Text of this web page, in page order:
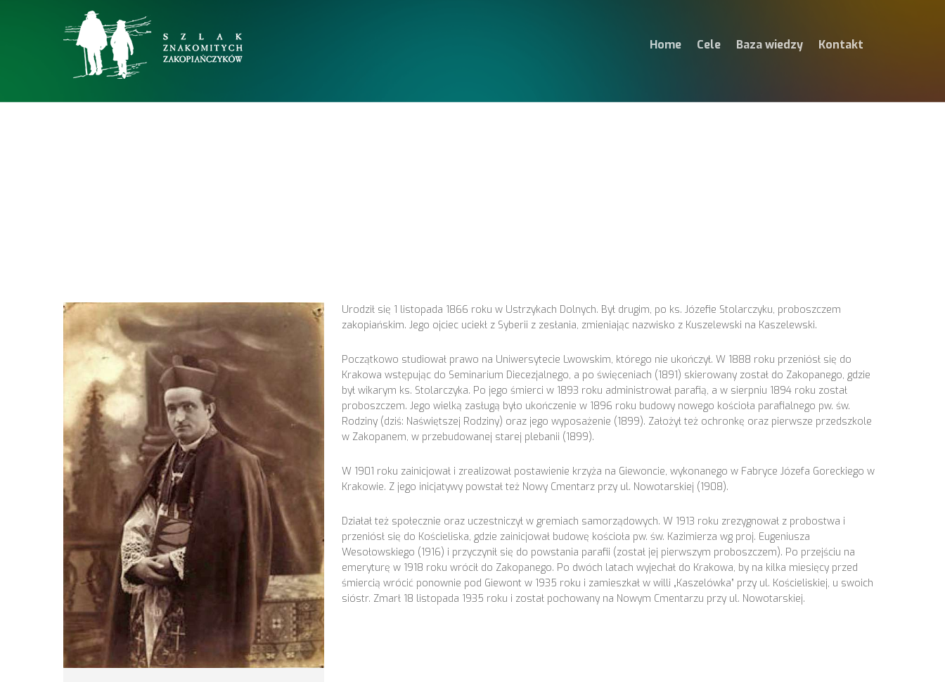
Home Cele Baza wiedzy Kontakt
Urodził się 1 listopada 1866 roku w Ustrzykach Dolnych. Był drugim, po ks. Józefie Stolarczyku, proboszczem
zakopiańskim. Jego ojciec uciekł z Syberii z zesłania, zmieniając nazwisko z Kuszelewski na Kaszelewski.
Początkowo studiował prawo na Uniwersytecie Lwowskim, którego nie ukończył. W 1888 roku przeniósł się do
Krakowa wstępując do Seminarium Diecezjalnego, a po święceniach (1891) skierowany został do Zakopanego, gdzie
był wikarym ks. Stolarczyka. Po jego śmierci w 1893 roku administrował parafią, a w sierpniu 1894 roku został
proboszczem. Jego wielką zasługą było ukończenie w 1896 roku budowy nowego kościoła parafialnego pw. św.
Rodziny (dziś: Naświętszej Rodziny) oraz jego wyposażenie (1899). Założył też ochronkę oraz pierwsze przedszkole
w Zakopanem, w przebudowanej starej plebanii (1899).
W 1901 roku zainicjował i zrealizował postawienie krzyża na Giewoncie, wykonanego w Fabryce Józefa Goreckiego w
Krakowie. Z jego inicjatywy powstał też Nowy Cmentarz przy ul. Nowotarskiej (1908).
Działał też społecznie oraz uczestniczył w gremiach samorządowych. W 1913 roku zrezygnował z probostwa i
przeniósł się do Kościeliska, gdzie zainicjował budowę kościoła pw. św. Kazimierza wg proj. Eugeniusza
Wesołowskiego (1916) i przyczynił się do powstania parafii (został jej pierwszym proboszczem). Po przejściu na
emeryturę w 1918 roku wrócił do Zakopanego. Po dwóch latach wyjechał do Krakowa, by na kilka miesięcy przed
śmiercią wrócić ponownie pod Giewont w 1935 roku i zamieszkał w willi „Kaszelówka” przy ul. Kościeliskiej, u swoich
sióstr. Zmarł 18 listopada 1935 roku i został pochowany na Nowym Cmentarzu przy ul. Nowotarskiej.